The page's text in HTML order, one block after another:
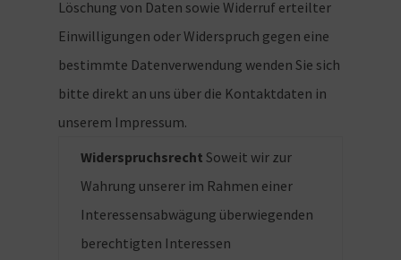
Löschung von Daten sowie Widerruf erteilter
Einwilligungen oder Widerspruch gegen eine
bestimmte Datenverwendung wenden Sie sich
bitte direkt an uns über die Kontaktdaten in
unserem Impressum.
Widerspruchsrecht Soweit wir zur
Wahrung unserer im Rahmen einer
Interessensabwägung überwiegenden
berechtigten Interessen